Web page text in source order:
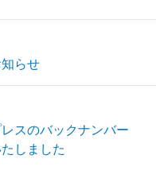
らせ
スのバックナンバー
しました